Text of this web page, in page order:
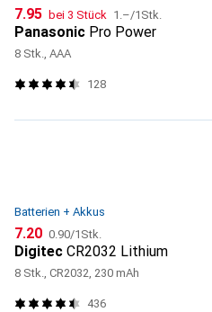
CHF
7.95 bei 3 Stück CHF
1.–/1Stk.
Panasonic Pro Power
8 Stk., AAA
128
Batterien + Akkus
CHF
7.20 CHF
0.90/1Stk.
Digitec CR2032 Lithium
8 Stk., CR2032, 230 mAh
436